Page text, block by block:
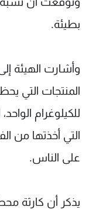
بطيئة.
للكيلوغرام
التي أخذتها من
على الناس.
يذكر أن كارثة